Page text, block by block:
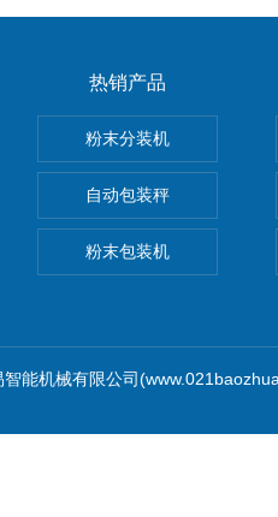
热销产品
粉末分装机
自动包装秤
粉末包装机
能机械有限公司